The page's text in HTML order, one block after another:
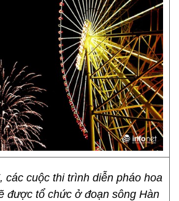
các cuộc thi trình diễn pháo hoa
được tổ chức ở đoạn sông Hàn